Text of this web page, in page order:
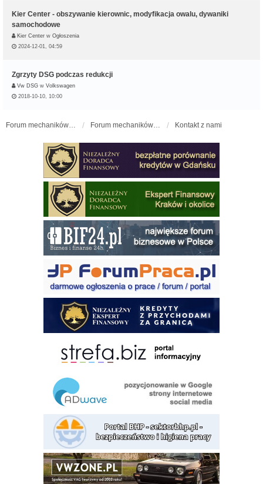
Kier Center - obszywanie kierownic, modyfikacja owalu, dywaniki
samochodowe
Kier Center w Ogłoszenia
2024-12-01, 04:59
Zgrzyty DSG podczas redukcji
Vw DSG w Volkswagen
2018-10-10, 10:00
Kontakt z nami